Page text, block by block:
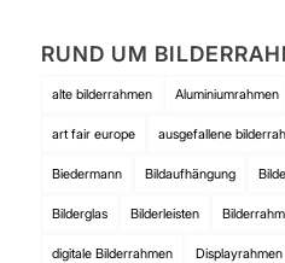
RUND UM
alte bilderrahmen Aluminiumrahmen
art fair europe ausgefallene
Biedermann Bildaufhängung
Bilderglas Bilderleisten
digitale Bilderrahmen Displayrahmen